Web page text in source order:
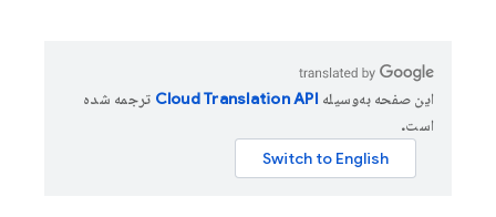
این صفحه به‌وسیله
ترجمه شده
است.